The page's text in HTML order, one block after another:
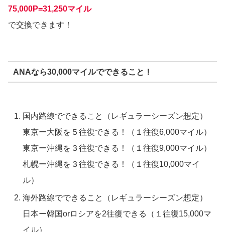
75,000P=31,250マイル
で交換できます！
ANAなら30,000マイルでできること！
国内路線でできること（レギュラーシーズン想定）
東京ー大阪を５往復できる！（１往復6,000マイル）
東京ー沖縄を３往復できる！（１往復9,000マイル）
札幌ー沖縄を３往復できる！（１往復10,000マイ
ル）
海外路線でできること（レギュラーシーズン想定）
日本ー韓国orロシアを2往復できる（１往復15,000マ
イル）